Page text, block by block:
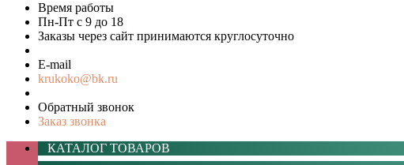
Время работы
Пн-Пт с 9 до 18
Заказы через сайт принимаются круглосуточно
E-mail
krukoko@bk.ru
Обратный звонок
Заказ звонка
КАТАЛОГ ТОВАРОВ